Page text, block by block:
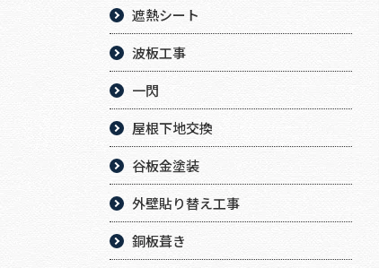
遮熱シート
波板工事
一閃
屋根下地交換
谷板金塗装
外壁貼り替え工事
銅板葺き